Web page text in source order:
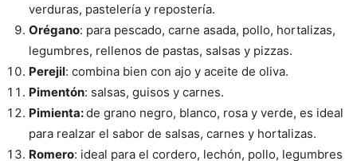
verduras, pastelería y repostería.
Orégano: para pescado, carne asada, pollo, hortalizas,
legumbres, rellenos de pastas, salsas y pizzas.
Perejil: combina bien con ajo y aceite de oliva.
Pimentón: salsas, guisos y carnes.
Pimienta:de grano negro, blanco, rosa y verde, es ideal
para realzar el sabor de salsas, carnes y hortalizas.
Romero: ideal para el cordero, lechón, pollo, legumbres